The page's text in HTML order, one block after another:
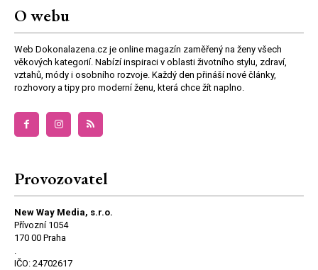
O webu
Web Dokonalazena.cz je online magazín zaměřený na ženy všech
věkových kategorií. Nabízí inspiraci v oblasti životního stylu, zdraví,
vztahů, módy i osobního rozvoje. Každý den přináší nové články,
rozhovory a tipy pro moderní ženu, která chce žít naplno.
Provozovatel
New Way Media, s.r.o.
Přívozní 1054
170 00 Praha
.
IČO: 24702617